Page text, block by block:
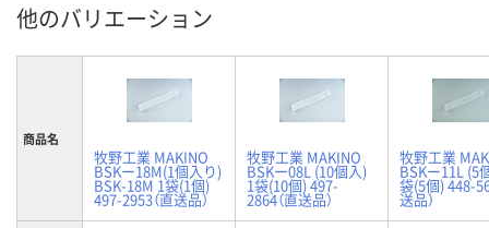
他のバリエーション
商品名
牧野工業 MAKINO
BSKー18M(1個入り)
BSK-18M 1袋(1個)
497-2953（直送品）
牧野工業 MAKINO
BSKー08L (10個入)
1袋(10個) 497-
2864（直送品）
牧野工業
BSKー11L (5
袋(5個) 448-
送品）